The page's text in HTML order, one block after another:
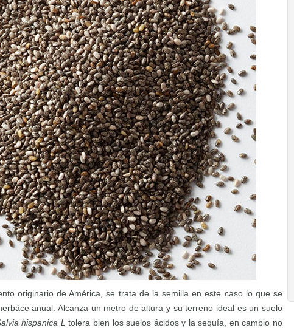
originario de América, se trata de la semilla en este caso lo que se
anual. Alcanza un metro de altura y su terreno ideal es un suelo
hispanica L tolera bien los suelos ácidos y la sequía, en cambio no